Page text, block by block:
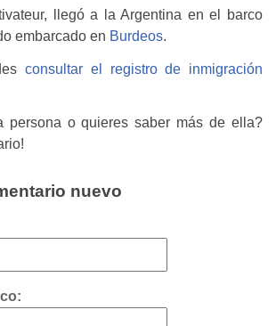
llegó a la Argentina en el barco
embarcado en Burdeos.
consultar el registro de inmigración
persona o quieres saber más de ella?
nuevo